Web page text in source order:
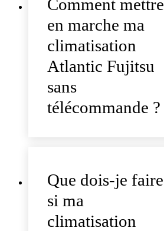
Comment mettre
en marche ma
climatisation
Atlantic Fujitsu
sans
télécommande ?
Que dois-je faire
si ma
climatisation